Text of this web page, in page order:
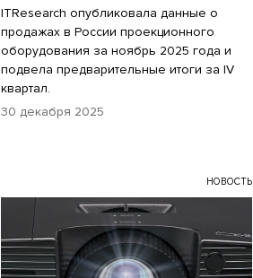
ITResearch опубликовала данные о
продажах в России проекционного
оборудования за ноябрь 2025 года и
подвела предварительные итоги за IV
квартал.
30 декабря 2025
НОВОСТЬ